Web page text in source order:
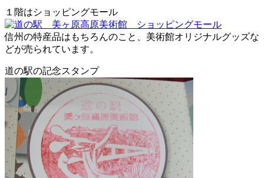
１階はショッピングモール
信州の特産品はもちろんのこと、美術館オリジナルグッズな
どが売られています。
道の駅の記念スタンプ